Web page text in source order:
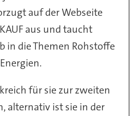
auf der Webseite
aus und taucht
in die Themen Rohstoffe
für sie zur zweiten
alternativ ist sie in der